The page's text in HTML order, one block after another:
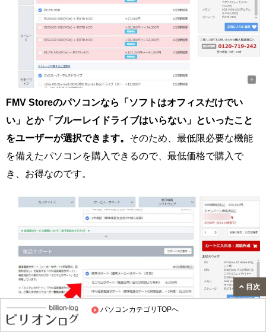
パソコンカテゴリTOPへ
FMV Storeのパソコンなら「ソフトはオフィスだけでい
い」とか「ブルーレイドライブはいらない」といったこと
をユーザーが選択できます。 そのため、最低限必要な機能
を備えたパソコンを購入できるので、最低価格で購入で
き、お得なのです。
目次